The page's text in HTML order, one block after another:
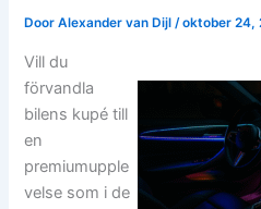
DoorAlexander van Dijl/oktober 24,
Vill du
förvandla
bilens kupé till
en
premiumupple
velse som i de